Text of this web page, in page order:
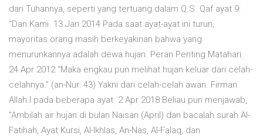
dari Tuhannya, seperti yang tertuang dalam Q.S. Qaf ayat 9:
"Dan Kami 13 Jan 2014 Pada saat ayat-ayat ini turun,
mayoritas orang masih berkeyakinan bahwa yang
menurunkannya adalah dewa hujan. Peran Penting Matahari.
24 Apr 2012 “Maka engkau pun melihat hujan keluar dari celah-
celahnya.” (an-Nur: 43) Yakni dari celah-celah awan. Firman
Allah l pada beberapa ayat 2 Apr 2018 Beliau pun menjawab,
”Ambilah air hujan di bulan Naisan (April) dan bacalah surah Al-
Fatihah, Ayat Kursi, Al-Ikhlas, An-Nas, Al-Falaq, dan